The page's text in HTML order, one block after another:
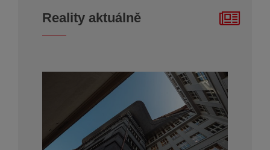
Reality aktuálně